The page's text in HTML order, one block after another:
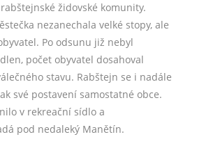
židovské komunity.
nezanechala velké stopy, ale
Po odsunu již nebyl
počet obyvatel dosahoval
stavu. Rabštejn se i nadále
své postavení samostatné obce.
v rekreační sídlo a
pod nedaleký Manětín.